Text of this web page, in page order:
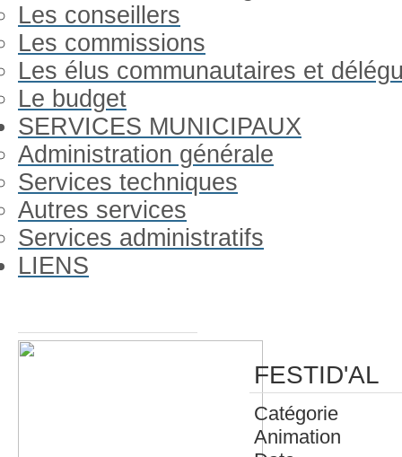
Les conseillers
Les commissions
Les élus communautaires et
Le budget
SERVICES MUNICIPAUX
Administration générale
Services techniques
Autres services
Services administratifs
LIENS
FESTID'AL
Catégorie
Animation